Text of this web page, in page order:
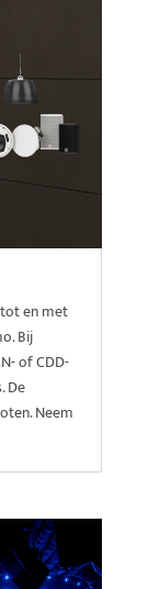
en met
Bij
of CDD-
De
Neem